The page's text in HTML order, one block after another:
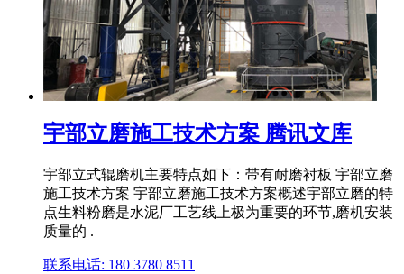
宇部立磨施工技术方案 腾讯文库
宇部立式辊磨机主要特点如下：带有耐磨衬板 宇部立磨
施工技术方案 宇部立磨施工技术方案概述宇部立磨的特
点生料粉磨是水泥厂工艺线上极为重要的环节,磨机安装
质量的 .
联系电话: 180 3780 8511